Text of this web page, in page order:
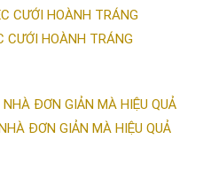
CƯỚI HOÀNH TRÁNG
ĐƠN GIẢN MÀ HIỆU QUẢ